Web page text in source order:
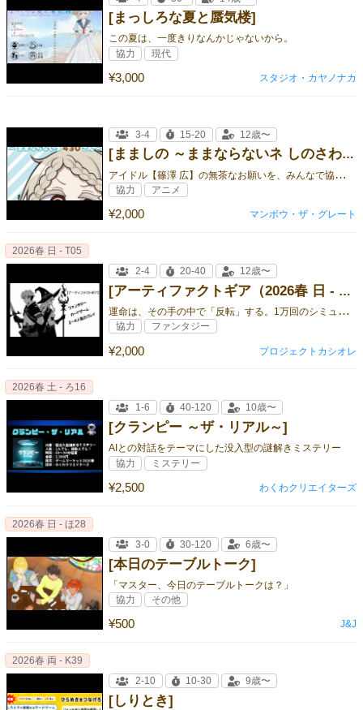
[まっしろな夏と蜃気楼]
この夏は、一度きりなんかじゃないから。
¥3,000
協力 現代
スタジオ・カヤノナカ
[まましの ～ままならないネ しのさわさん～]
ア
イドル【篠澤 広】の無茶なお願いを、みんなで協力して解決しよう！
¥2,000
3-4 15-20 12歳〜
協力 アニメ
マンボウ・ザ・グレート
[アーティファクトギア（2026春 日 - T05）]
運
命は、その手の中で「反転」する。1万回のシミュレーションテストを何度も行った勝率42.7%のガチ協力型RPGカードゲーム
¥2,000
2026春 日 - T05
2-4
20-40 12歳〜
協力 ファンタジー
プロジェクトカシオレ
[クランピー ～ザ・リアル～]
AIとの対話をテーマにした没入型の謎解きミステリー
¥2,500
2026春 土 - ろ16
1-6
40-120 10歳〜
協力 ミステリー
わくわクリエイターズ
[本日のテーブルトーク]
「マスター、今日のテーブルトークは？」
¥500
2026春 日 - ほ28
3-0
30-120 6歳〜
協力 その他
J&J
[しりとき]
2026春 両 - K39
2-10
10-30 9歳〜